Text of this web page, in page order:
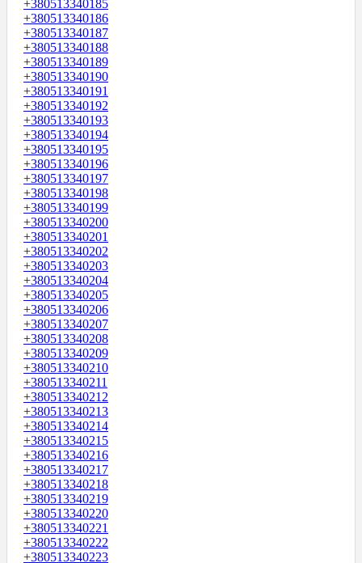
+380513340185
+380513340186
+380513340187
+380513340188
+380513340189
+380513340190
+380513340191
+380513340192
+380513340193
+380513340194
+380513340195
+380513340196
+380513340197
+380513340198
+380513340199
+380513340200
+380513340201
+380513340202
+380513340203
+380513340204
+380513340205
+380513340206
+380513340207
+380513340208
+380513340209
+380513340210
+380513340211
+380513340212
+380513340213
+380513340214
+380513340215
+380513340216
+380513340217
+380513340218
+380513340219
+380513340220
+380513340221
+380513340222
+380513340223